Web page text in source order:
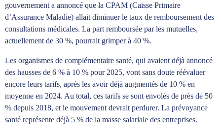
gouvernement a annoncé que la CPAM (Caisse Primaire
d’Assurance Maladie) allait diminuer le taux de remboursement des
consultations médicales. La part remboursée par les mutuelles,
actuellement de 30 %, pourrait grimper à 40 %.
Les organismes de complémentaire santé, qui avaient déjà annoncé
des hausses de 6 % à 10 % pour 2025, vont sans doute réévaluer
encore leurs tarifs, après les avoir déjà augmentés de 10 % en
moyenne en 2024. Au total, ces tarifs se sont envolés de près de 50
% depuis 2018, et le mouvement devrait perdurer. La prévoyance
santé représente déjà 5 % de la masse salariale des entreprises.